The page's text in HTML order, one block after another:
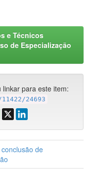
e Técnicos
de Especialização
para este item:
24693
WhatsApp
X
de